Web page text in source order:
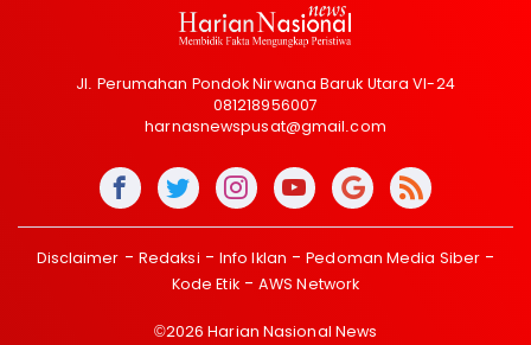
Jl. Perumahan Pondok Nirwana Baruk Utara VI-24
081218956007
harnasnewspusat@gmail.com
Disclaimer Redaksi Info Iklan
Pedoman Media Siber
Kode Etik
AWS Network
©2026 Harian Nasional News